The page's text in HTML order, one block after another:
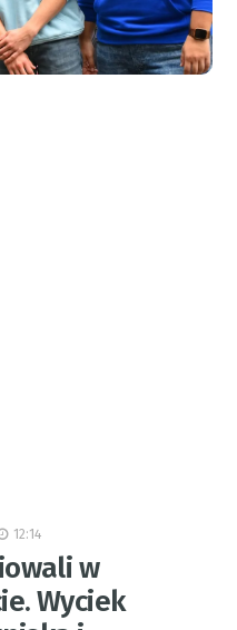
12:14
w
Wyciek